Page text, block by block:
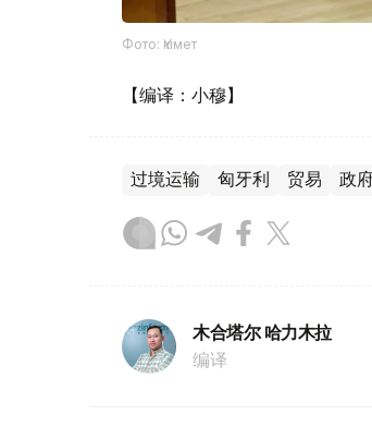
Фото: Үкімет
【编译：小穆】
过境运输 匈牙利 贸易 政
木合塔尔 哈力木拉
编译